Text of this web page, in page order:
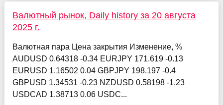
Валютный рынок, Daily history за 20 августа
2025 г.
Валютная пара Цена закрытия Изменение, %
AUDUSD 0.64318 -0.34 EURJPY 171.619 -0.13
EURUSD 1.16502 0.04 GBPJPY 198.197 -0.4
GBPUSD 1.34531 -0.23 NZDUSD 0.58198 -1.23
USDCAD 1.38713 0.06 USDC...